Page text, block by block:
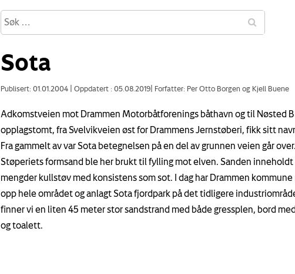
Sota
Publisert: 01.01.2004 Oppdatert : 05.08.2019| Forfatter: Per Otto Borgen og Kjell Buene
Adkomstveien mot Drammen Motorbåtforenings båthavn og til Nøsted
opplagstomt, fra Svelvikveien øst for Drammens Jernstøberi, fikk sitt
Fra gammelt av var Sota betegnelsen på en del av grunnen veien går
Støperiets formsand ble her brukt til fylling mot elven. Sanden inneholdt
mengder kullstøv med konsistens som sot. I dag har Drammen
opp hele området og anlagt Sota fjordpark på det tidligere
finner vi en liten 45 meter stor sandstrand med både gressplen, bord
og toalett.